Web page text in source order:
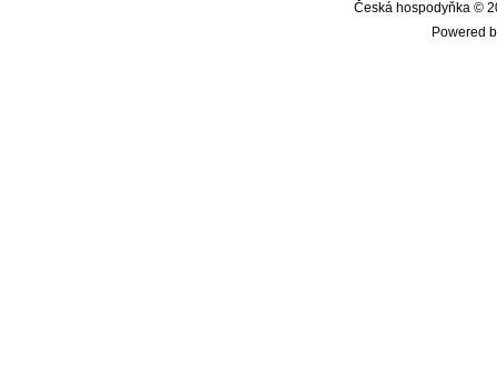
Česká hospodyňka ©
Powered